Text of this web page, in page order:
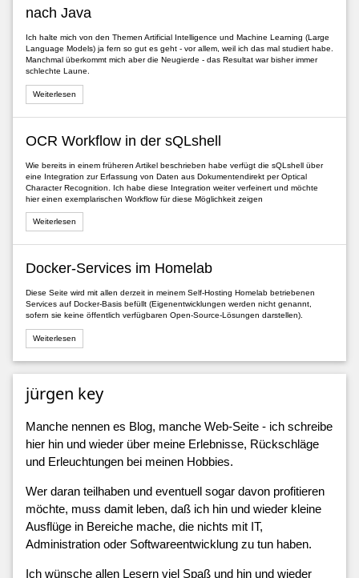
nach Java
Ich halte mich von den Themen Artificial Intelligence und Machine Learning (Large
Language Models) ja fern so gut es geht - vor allem, weil ich das mal studiert habe.
Manchmal überkommt mich aber die Neugierde - das Resultat war bisher immer
schlechte Laune.
Weiterlesen
OCR Workflow in der sQLshell
Wie bereits in einem früheren Artikel beschrieben habe verfügt die sQLshell über
eine Integration zur Erfassung von Daten aus Dokumentendirekt per Optical
Character Recognition. Ich habe diese Integration weiter verfeinert und möchte
hier einen exemplarischen Workflow für diese Möglichkeit zeigen
Weiterlesen
Docker-Services im Homelab
Diese Seite wird mit allen derzeit in meinem Self-Hosting Homelab betriebenen
Services auf Docker-Basis befüllt (Eigenentwicklungen werden nicht genannt,
sofern sie keine öffentlich verfügbaren Open-Source-Lösungen darstellen).
Weiterlesen
jürgen key
Manche nennen es Blog, manche Web-Seite - ich schreibe
hier hin und wieder über meine Erlebnisse, Rückschläge
und Erleuchtungen bei meinen Hobbies.
Wer daran teilhaben und eventuell sogar davon profitieren
möchte, muss damit leben, daß ich hin und wieder kleine
Ausflüge in Bereiche mache, die nichts mit IT,
Administration oder Softwareentwicklung zu tun haben.
Ich wünsche allen Lesern viel Spaß und hin und wieder